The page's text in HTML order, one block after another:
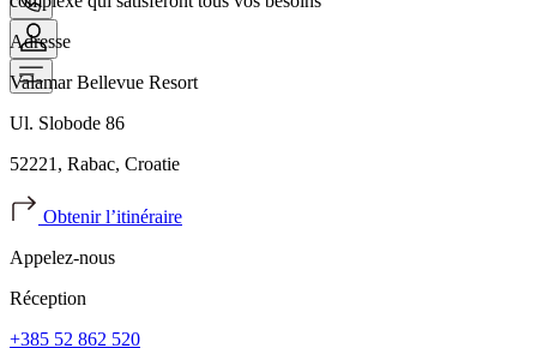
Adresse
Valamar Bellevue Resort
Ul. Slobode 86
52221, Rabac, Croatie
Obtenir l’itinéraire
Appelez-nous
Réception
+385 52 862 520